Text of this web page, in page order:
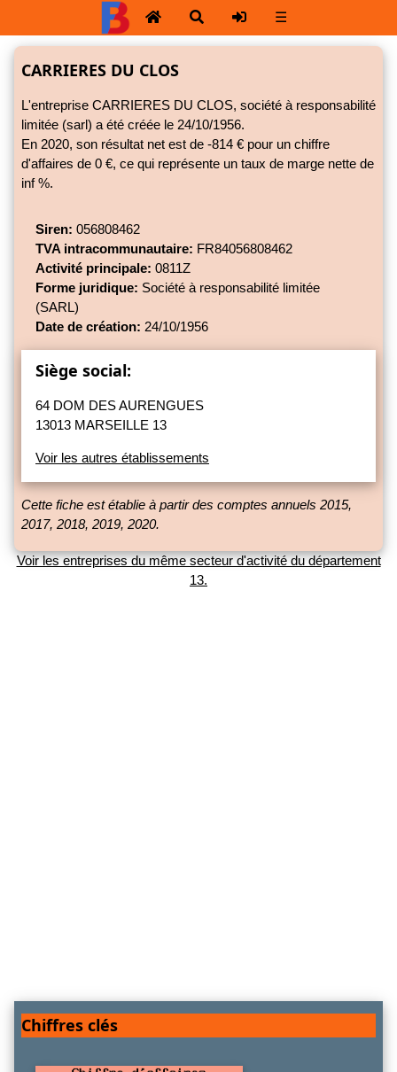
☰
CARRIERES DU CLOS
L'entreprise CARRIERES DU CLOS, société à responsabilité
limitée (sarl) a été créée le 24/10/1956.
En 2020, son résultat net est de -814 € pour un chiffre
d'affaires de 0 €, ce qui représente un taux de marge nette de
inf %.
Siren: 056808462
TVA intracommunautaire: FR84056808462
Activité principale: 0811Z
Forme juridique: Société à responsabilité limitée
(SARL)
Date de création: 24/10/1956
Siège social:
64 DOM DES AURENGUES
13013 MARSEILLE 13
Voir les autres établissements
Cette fiche est établie à partir des comptes annuels 2015,
2017, 2018, 2019, 2020.
Voir les entreprises du même secteur d'activité du département
13.
Chiffres clés